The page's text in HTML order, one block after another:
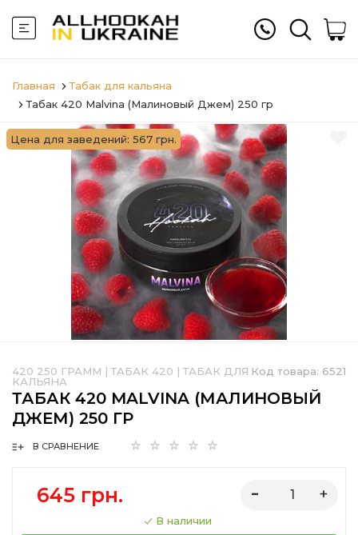
Главная
Табак для кальяна
Табак 420 Malvina (Малиновый Джем) 250 гр
Цена для заведений: 567 грн.
Код товара: 6521
420 250 ГРАММ | ТАБАК 420 | ТАБАК ДЛЯ
КАЛЬЯНА
ТАБАК 420 MALVINA (МАЛИНОВЫЙ
ДЖЕМ) 250 ГР
В СРАВНЕНИЕ
645 грн.
В наличии